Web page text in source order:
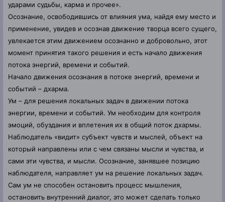
ударами судьбы, карма и прочее».
Осознание, освободившись от влияния ума, найдя ему место и
применение, увидев и осознав движение творца всего сущего,
увлекается этим движением осознанно и добровольно, этот
момент принятия такого решения и есть начало движения
потока энергий, времени и событий.
Начало движения осознания в потоке энергий, времени и
событий – дхарма.
Ум – для решения локальных задач в движении потока
энергии, времени и событий. Ум необходим для контроля
эмоций, обуздания и вплетения их в общий поток дхармы.
Наблюдатель «видит» субъект чувств и мыслей, объект на
который направлены или с чем связаны мысли и чувства, и
сами эти чувства, и мысли. Осознание, занявшее позицию
наблюдателя, направляет ум на решение локальных задач.
Сам ум не способен остановить процесс мышления,
остановить внутренний диалог, это может сделать только